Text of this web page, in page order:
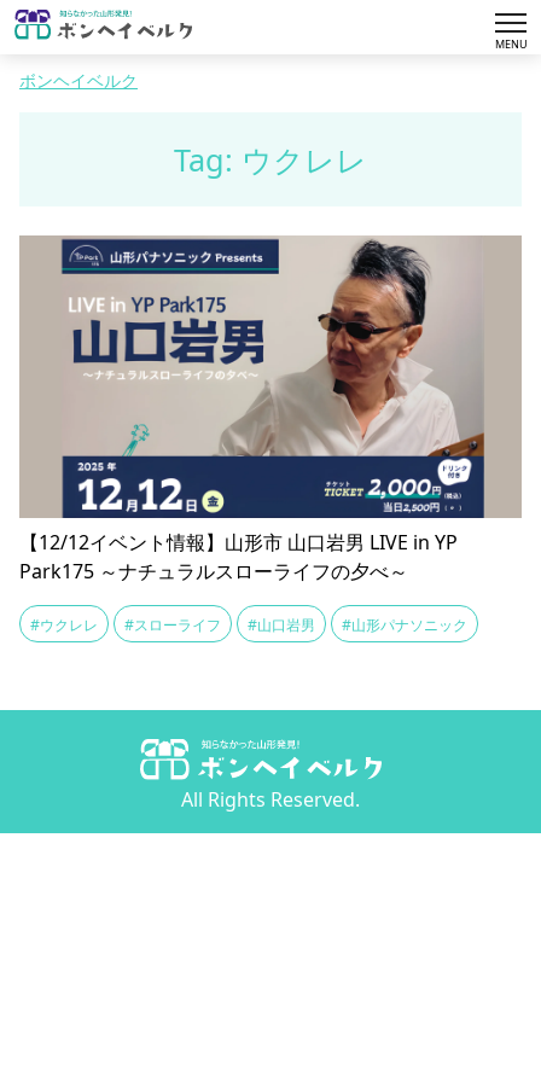
MENU
ボンヘイベルク
Tag: ウクレレ
【12/12イベント情報】山形市 山口岩男 LIVE in YP
Park175 ～ナチュラルスローライフの夕べ～
#ウクレレ #スローライフ #山口岩男 #山形パナソニック
All Rights Reserved.